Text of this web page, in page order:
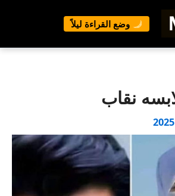
وضع القراءة ليلاً
نقاب